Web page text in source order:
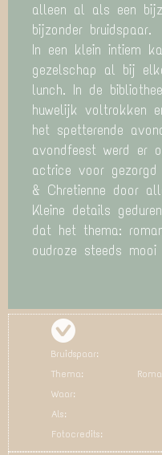
alleen al als een
bijzonder bruidspaar.
In een klein intiem
gezelschap al bij
lunch. In de
huwelijk voltrokken
het spetterende
avondfeest werd er
actrice voor
& Chretienne door
Kleine details
dat het thema:
oudroze steeds mooi
Bruidspaar:
Thema:
Waar:
Als:
Fotocredits: